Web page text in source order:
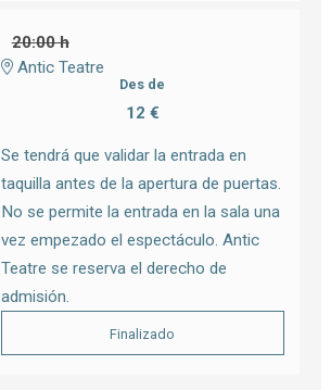
20:00 h
Antic Teatre
Des de
12 €
Se tendrá que validar la entrada en
taquilla antes de la apertura de puertas.
No se permite la entrada en la sala una
vez empezado el espectáculo. Antic
Teatre se reserva el derecho de
admisión.
Finalizado